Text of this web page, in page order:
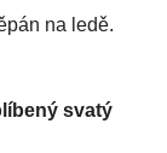
na ledě.
svatý